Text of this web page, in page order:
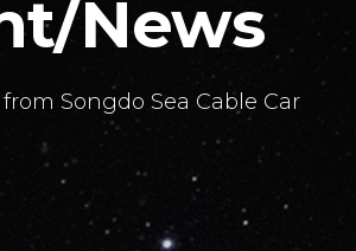
News
Songdo Sea Cable Car